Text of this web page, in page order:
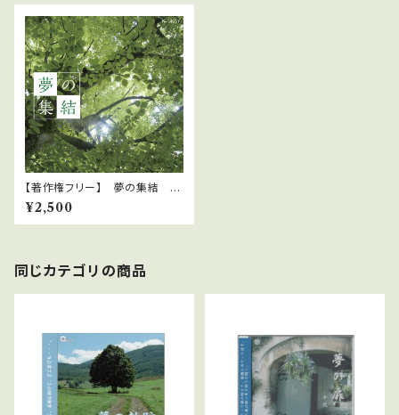
【著作権フリー】 夢の集結 中
北利男
¥2,500
同じカテゴリの商品